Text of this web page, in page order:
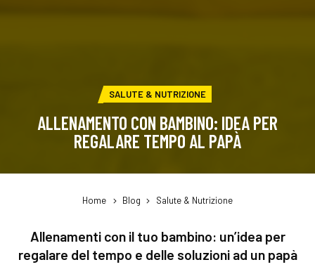
CATEGORIA:
SALUTE & NUTRIZIONE
ALLENAMENTO CON BAMBINO: IDEA PER
REGALARE TEMPO AL PAPÀ
Home Blog Salute & Nutrizione
Allenamenti con il tuo bambino: un’idea per
regalare del tempo e delle soluzioni ad un papà